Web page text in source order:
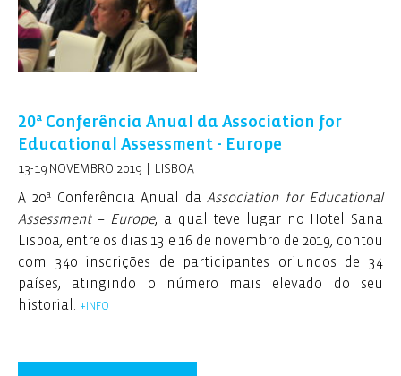
20ª Conferência Anual da Association for
Educational Assessment - Europe
13-19 NOVEMBRO 2019 | LISBOA
A 20ª Conferência Anual da Association for Educational
Assessment –Europe, a qual teve lugar no Hotel Sana
Lisboa, entre os dias 13 e 16 de novembro de 2019, contou
com 340 inscrições de participantes oriundos de 34
países, atingindo o número mais elevado do seu
historial.
+INFO